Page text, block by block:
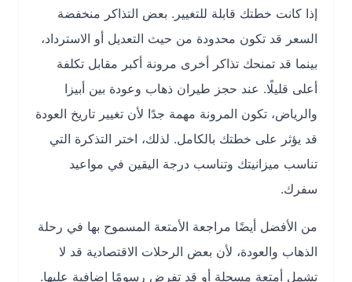
إذا كانت خطتك قابلة للتغيير. بعض التذاكر منخفضة
السعر قد تكون محدودة من حيث التعديل أو الاسترداد،
بينما قد تمنحك تذاكر أخرى مرونة أكبر مقابل تكلفة
أعلى قليلًا. عند حجز طيران ذهاب وعودة بين أبيزا
والرياض، تكون المرونة مهمة جدًا لأن تغيير تاريخ العودة
قد يؤثر على خطتك بالكامل. لذلك، اختر التذكرة التي
تناسب ميزانيتك وتناسب درجة اليقين في مواعيد
سفرك.
من الأفضل أيضًا مراجعة الأمتعة المسموح بها في رحلة
الذهاب والعودة، لأن بعض الرحلات الاقتصادية قد لا
تشمل أمتعة مسجلة أو قد تفرض رسومًا إضافية عليها.